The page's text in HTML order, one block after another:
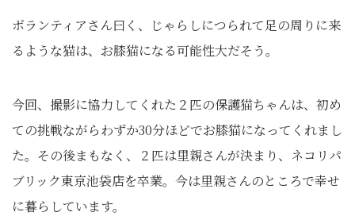
ボランティアさん曰く、じゃらしにつられて足の周りに来
るような猫は、お膝猫になる可能性大だそう。
今回、撮影に協力してくれた２匹の保護猫ちゃんは、初め
ての挑戦ながらわずか30分ほどでお膝猫になってくれまし
た。その後まもなく、２匹は里親さんが決まり、ネコリパ
ブリック東京池袋店を卒業。今は里親さんのところで幸せ
に暮らしています。